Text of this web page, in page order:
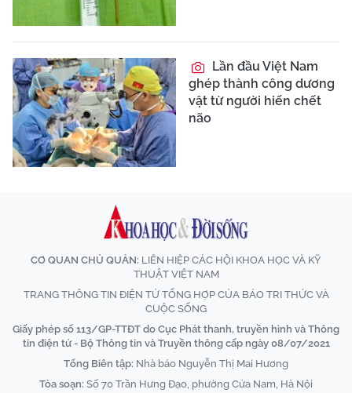
Lần đầu Việt Nam
ghép thành công dương
vật từ người hiến chết
não
CƠ QUAN CHỦ QUẢN: LIÊN HIỆP CÁC HỘI KHOA HỌC VÀ KỸ
THUẬT VIỆT NAM
TRANG THÔNG TIN ĐIỆN TỬ TỔNG HỢP CỦA BÁO TRI THỨC VÀ
CUỘC SỐNG
Giấy phép số 113/GP-TTĐT do Cục Phát thanh, truyền hình và Thông
tin điện tử - Bộ Thông tin và Truyền thông cấp ngày 08/07/2021
Tổng Biên tập: Nhà báo Nguyễn Thị Mai Hương
Tòa soạn: Số 70 Trần Hưng Đạo, phường Cửa Nam, Hà Nội